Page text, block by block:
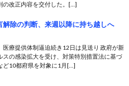
の改正内容を交付した。[…]
解除の判断、来週以降に持ち越しへ
医療提供体制逼迫続き12日は見送り 政府が新
スの感染拡大を受け、対策特別措置法に基づ
ど10都府県を対象に1月[…]